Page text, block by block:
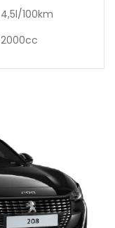
4,5l/100km
2000cc